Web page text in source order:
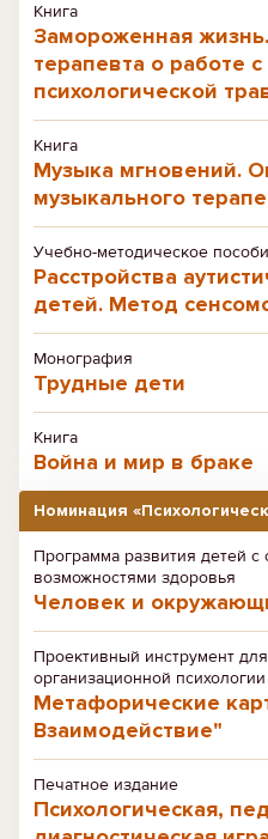
Книга
Замороженная
терапевта о работе
психологической
Книга
Музыка мгновений.
музыкального
Учебно-методическое
Расстройства
детей. Метод
Монография
Трудные дети
Книга
Война и мир в браке
Номинация
Программа развития детей
возможностями здоровья
Человек и
Проективный инструмент
организационной психологии
Метафорические
Взаимодействие"
Печатное издание
Психологическая,